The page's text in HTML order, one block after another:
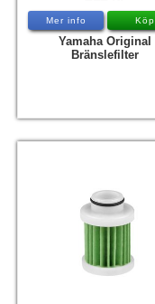
Mer info Köp
Yamaha Original
Bränslefilter